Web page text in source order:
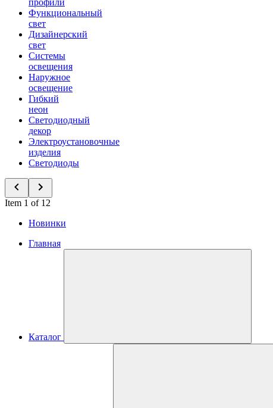
профили
Функциональный
свет
Дизайнерский
свет
Системы
освещения
Наружное
освещение
Гибкий
неон
Светодиодный
декор
Электроустановочные
изделия
Светодиоды
Item 1 of 12
Новинки
Главная
Каталог